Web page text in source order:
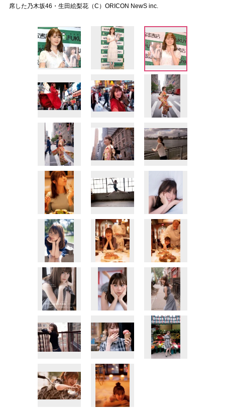
席した乃木坂46・生田絵梨花（C）ORICON NewS inc.